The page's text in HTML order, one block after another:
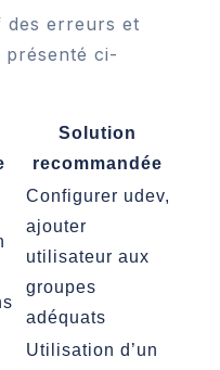
des erreurs et
ci-
Solution
recommandée
Configurer udev,
ajouter
utilisateur aux
groupes
adéquats
Utilisation d’un